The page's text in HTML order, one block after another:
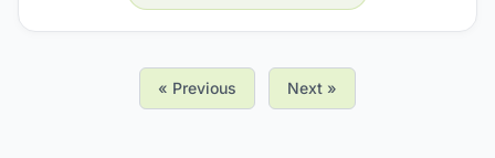
« Previous Next »